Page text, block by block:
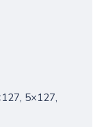
5×127,